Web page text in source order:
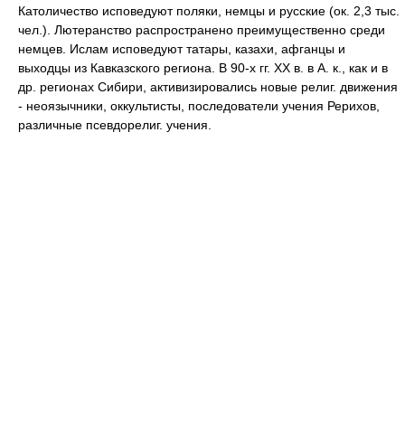
Католичество исповедуют поляки, немцы и русские (ок. 2,3 тыс.
чел.). Лютеранство распространено преимущественно среди
немцев. Ислам исповедуют татары, казахи, афганцы и
выходцы из Кавказского региона. В 90-х гг. XX в. в А. к., как и в
др. регионах Сибири, активизировались новые религ. движения
- неоязычники, оккультисты, последователи учения Рерихов,
различные псевдорелиг. учения.